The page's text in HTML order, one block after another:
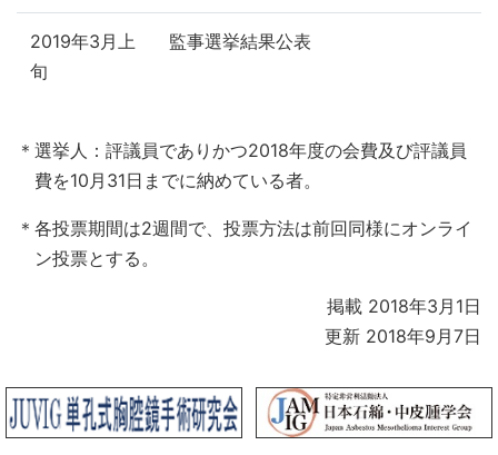
2019年3月上
旬
監事選挙結果公表
＊選挙人：評議員でありかつ2018年度の会費及び評議員
費を10月31日までに納めている者。
＊各投票期間は2週間で、投票方法は前回同様にオンライ
ン投票とする。
掲載 2018年3月1日
更新 2018年9月7日